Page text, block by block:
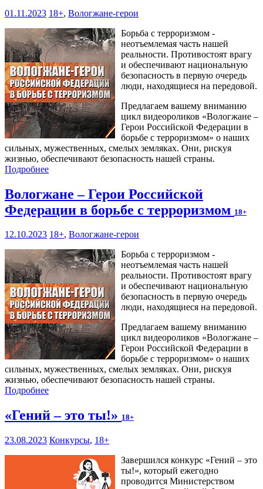
01.11.2023 18+, Вологжане-герои
Борьба с терроризмом -
неотъемлемая часть нашей
реальности. Противостоят врагу
и обеспечивают национальную
безопасность в первую очередь
люди, находящиеся на передовой.
Предлагаем вашему вниманию
цикл видеороликов «Вологжане –
Герои Российской Федерации в
борьбе с терроризмом» о наших
сильных, мужественных, смелых земляках. Они, рискуя
жизнью, обеспечивают безопасность нашей страны.
Подробнее
Вологжане – Герои Российской
Федерации в борьбе с терроризмом 18+
12.10.2023 18+, Вологжане-герои
Борьба с терроризмом -
неотъемлемая часть нашей
реальности. Противостоят врагу
и обеспечивают национальную
безопасность в первую очередь
люди, находящиеся на передовой.
Предлагаем вашему вниманию
цикл видеороликов «Вологжане –
Герои Российской Федерации в
борьбе с терроризмом» о наших
сильных, мужественных, смелых земляках. Они, рискуя
жизнью, обеспечивают безопасность нашей страны.
Подробнее
«Гений – это ты!» 18+
23.08.2023 Конкурсы, 18+
Завершился конкурс «Гений – это
ты!», который ежегодно
проводится Министерством